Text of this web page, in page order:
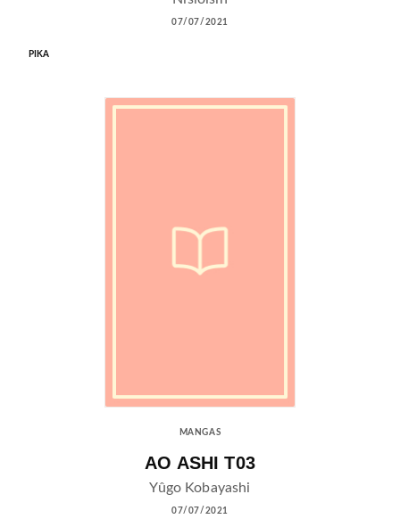
07/07/2021
PIKA
MANGAS
AO ASHI T03
Yûgo Kobayashi
07/07/2021